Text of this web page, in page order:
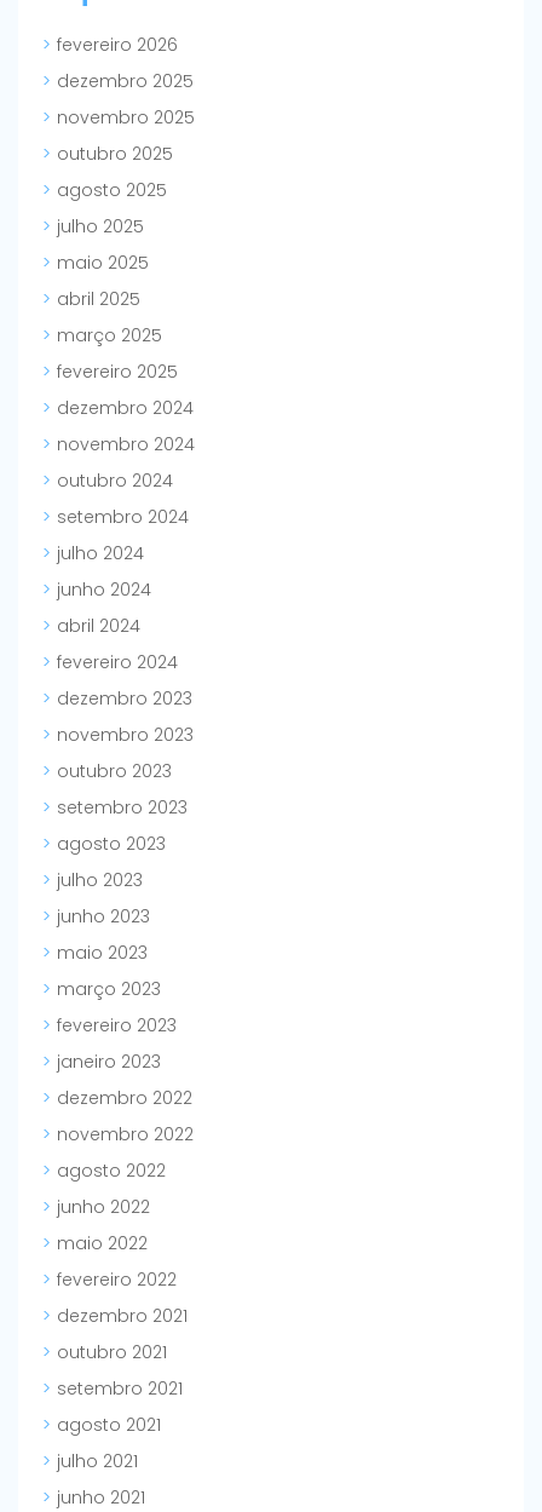
fevereiro 2026
dezembro 2025
novembro 2025
outubro 2025
agosto 2025
julho 2025
maio 2025
abril 2025
março 2025
fevereiro 2025
dezembro 2024
novembro 2024
outubro 2024
setembro 2024
julho 2024
junho 2024
abril 2024
fevereiro 2024
dezembro 2023
novembro 2023
outubro 2023
setembro 2023
agosto 2023
julho 2023
junho 2023
maio 2023
março 2023
fevereiro 2023
janeiro 2023
dezembro 2022
novembro 2022
agosto 2022
junho 2022
maio 2022
fevereiro 2022
dezembro 2021
outubro 2021
setembro 2021
agosto 2021
julho 2021
junho 2021